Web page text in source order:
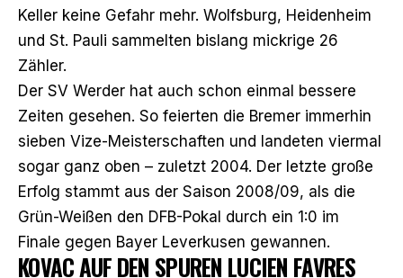
Keller keine Gefahr mehr. Wolfsburg, Heidenheim
und St. Pauli sammelten bislang mickrige 26
Zähler.
Der SV Werder hat auch schon einmal bessere
Zeiten gesehen. So feierten die Bremer immerhin
sieben Vize-Meisterschaften und landeten viermal
sogar ganz oben – zuletzt 2004. Der letzte große
Erfolg stammt aus der Saison 2008/09, als die
Grün-Weißen den DFB-Pokal durch ein 1:0 im
Finale gegen Bayer Leverkusen gewannen.
KOVAC AUF DEN SPUREN LUCIEN FAVRES